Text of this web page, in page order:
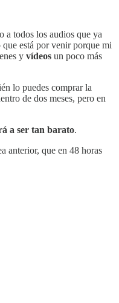
a todos los audios que ya
está por venir porque mi
y vídeos un poco más
lo puedes comprar la
de dos meses, pero en
a ser tan barato.
anterior, que en 48 horas